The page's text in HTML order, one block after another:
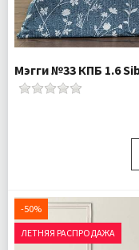
Мэгги №33 КПБ 1.6
Комплектация:
Ткань:
-50%
ЛЕТНЯЯ РАСПРОДАЖА